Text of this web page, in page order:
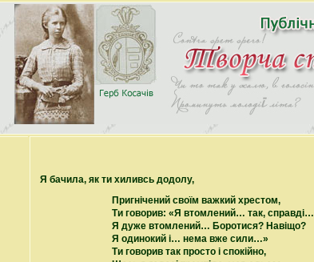
Я бачила, як ти хиливсь додолу,
Пригнічений своїм важкий хрестом,
Ти говорив: «Я втомлений… так, справді…
Я дуже втомлений… Боротися? Навіщо?
Я одинокий і… нема вже сили…»
Ти говорив так просто і спокійно,